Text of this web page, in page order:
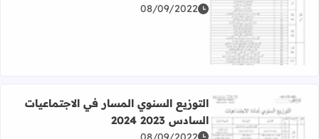
اقرأ المزيد عن التوزيع السنوي المنير في التربية التشكيلية السادس
08/09/2022
التوزيع السنوي المسار في الاجتماعيات
السادس 2023 2024